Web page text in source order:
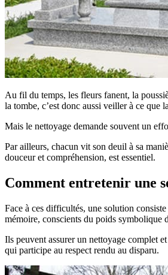
Au fil du temps, les fleurs fanent, la
la tombe, c’est donc aussi veiller à ce que
Mais le nettoyage demande souvent un
Par ailleurs, chacun vit son deuil à sa
douceur et compréhension, est essentiel.
Comment entretenir une
Face à ces difficultés, une solution
mémoire, conscients du poids symbolique
Ils peuvent assurer un nettoyage complet
qui participe au respect rendu au disparu.